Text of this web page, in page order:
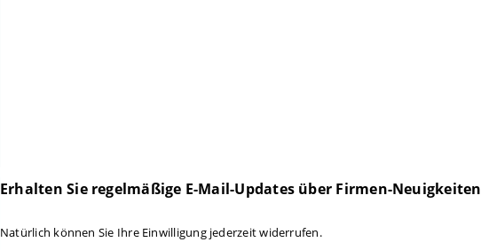
Erhalten Sie regelmäßige E-Mail-Updates über Firmen-Neuigkeiten
Natürlich können Sie Ihre Einwilligung jederzeit widerrufen.